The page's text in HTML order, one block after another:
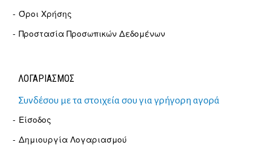
Όροι Χρήσης
Προστασία Προσωπικών Δεδομένων
ΛΟΓΑΡΙΑΣΜΟΣ
Συνδέσου με τα στοιχεία σου για γρήγορη αγορά
Είσοδος
Δημιουργία Λογαριασμού